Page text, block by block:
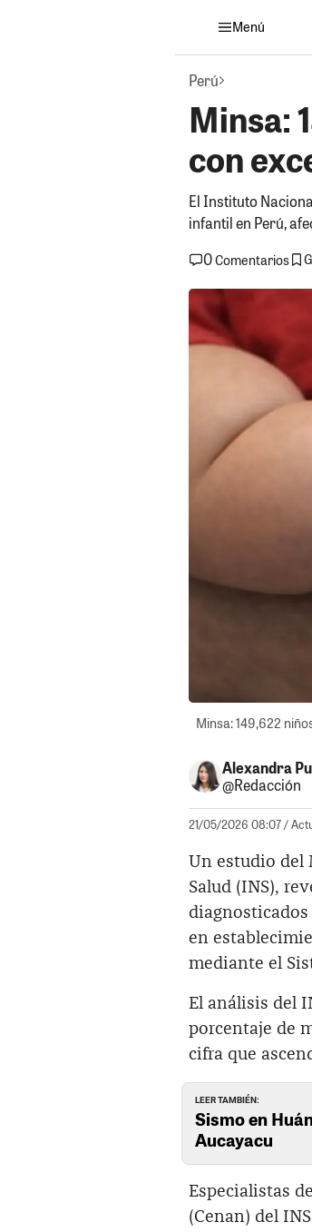
Menú
Perú
Minsa:
con
El Instituto
infantil en Perú,
0Comentarios
Minsa: 149,622
Alexandra
@Redacción
21/05/2026 08:07/
Un estudio del
Salud (INS),
diagnosticados
en
mediante el
El análisis del
porcentaje de
cifra que
LEER TAMBIÉN:
Sismo en
Aucayacu
Especialistas
(Cenan) del